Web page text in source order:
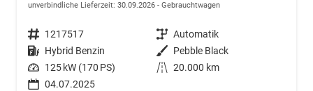
unverbindliche Lieferzeit: 30.09.2026 Gebrauchtwagen
Fahrzeugnummer 1217517 Getriebe Automatik
Kraftstoff Hybrid Benzin Außenfarbe Pebble Black
Leistung 125 kW (170 PS) Kilometerstand 20.000 km
04.07.2025